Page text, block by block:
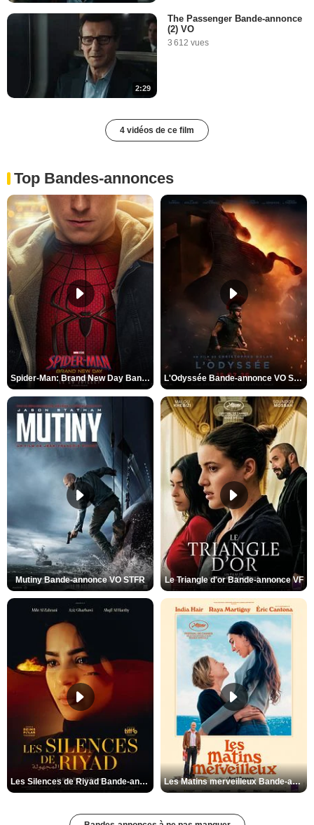
2:29
The Passenger Bande-annonce
(2) VO
3 612 vues
4 vidéos de ce film
Top Bandes-annonces
Spider-Man: Brand New Day Bande-annonce VO STFR L'Odyssée Bande-annonce VO STFR
Mutiny Bande-annonce VO STFR Le Triangle d'or Bande-annonce VF
Les Silences de Riyad Bande-annonce VO STFR Les Matins merveilleux Bande-annonce VF